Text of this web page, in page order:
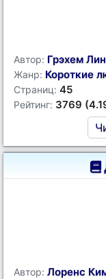
Автор: Грэхем
Жанр: Короткие
Страниц: 45
Рейтинг: 3769
Автор: Лоренс